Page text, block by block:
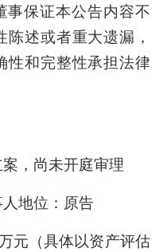
事保证本公告内容不
述或者重大遗漏，
性和完整性承担法律
，尚未开庭审理
地位：原告
元（具体以资产评估